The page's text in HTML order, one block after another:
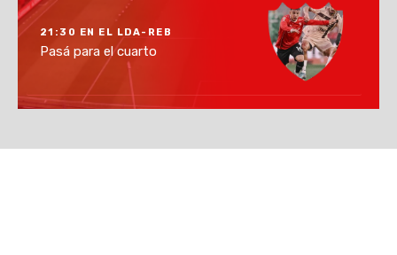
21:30 EN EL LDA-REB
Pasá para el cuarto